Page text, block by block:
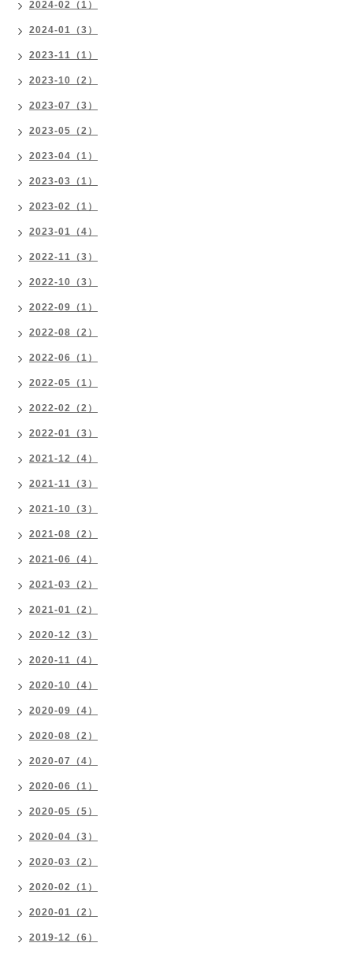
2024-02（1）
2024-01（3）
2023-11（1）
2023-10（2）
2023-07（3）
2023-05（2）
2023-04（1）
2023-03（1）
2023-02（1）
2023-01（4）
2022-11（3）
2022-10（3）
2022-09（1）
2022-08（2）
2022-06（1）
2022-05（1）
2022-02（2）
2022-01（3）
2021-12（4）
2021-11（3）
2021-10（3）
2021-08（2）
2021-06（4）
2021-03（2）
2021-01（2）
2020-12（3）
2020-11（4）
2020-10（4）
2020-09（4）
2020-08（2）
2020-07（4）
2020-06（1）
2020-05（5）
2020-04（3）
2020-03（2）
2020-02（1）
2020-01（2）
2019-12（6）